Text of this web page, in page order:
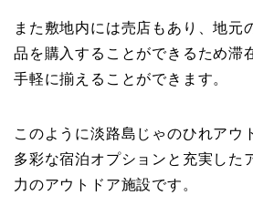
また敷地内には売店もあり、地元
品を購入することができるため滞
手軽に揃えることができます。
このように淡路島じゃのひれアウ
多彩な宿泊オプションと充実した
力のアウトドア施設です。